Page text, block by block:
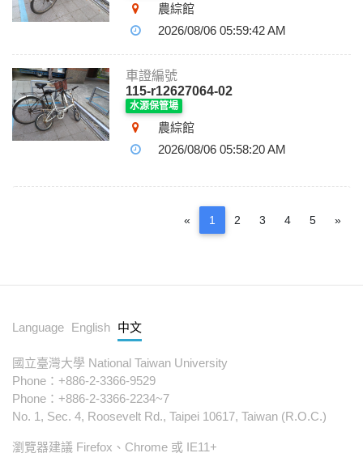
農綜館
2026/08/06 05:59:42 AM
車證編號
115-r12627064-02
水源保管場
農綜館
2026/08/06 05:58:20 AM
« Previous
1 (current)
2 3 4 5 »Next
Language English 中文
國立臺灣大學 National Taiwan University
Phone：+886-2-3366-9529
Phone：+886-2-3366-2234~7
No. 1, Sec. 4, Roosevelt Rd., Taipei 10617, Taiwan (R.O.C.)
瀏覽器建議 Firefox、Chrome 或 IE11+